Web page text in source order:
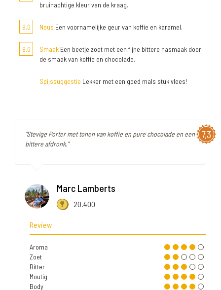
bruinachtige kleur van de kraag.
9,0 Neus Een voornamelijke geur van koffie en karamel.
9,0 Smaak Een beetje zoet met een fijne bittere nasmaak door
de smaak van koffie en chocolade.
Spijssuggestie Lekker met een goed mals stuk vlees!
7,3
"Stevige Porter met tonen van koffie en pure chocolade en een
bittere afdronk."
Marc Lamberts
20.400
Review
Aroma
Zoet
Bitter
Moutig
Body